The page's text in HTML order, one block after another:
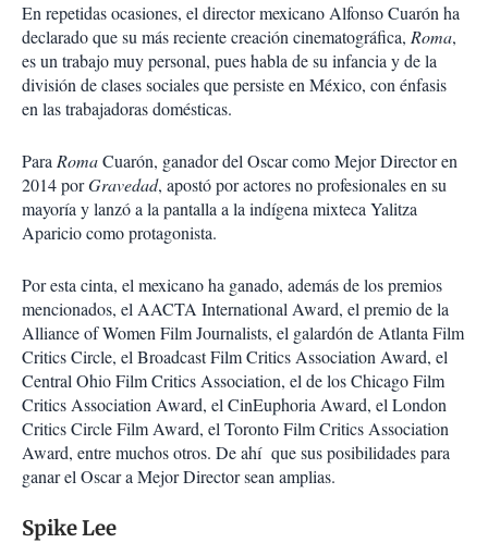
En repetidas ocasiones, el director mexicano Alfonso Cuarón ha
declarado que su más reciente creación cinematográfica, Roma,
es un trabajo muy personal, pues habla de su infancia y de la
división de clases sociales que persiste en México, con énfasis
en las trabajadoras domésticas.
ParaRomaCuarón, ganador del Oscar como Mejor Director en
2014 porGravedad, apostó por actores no profesionales en su
mayoría y lanzó a la pantalla a la indígena mixteca Yalitza
Aparicio como protagonista.
Por esta cinta, el mexicano ha ganado, además de los premios
mencionados, el AACTA International Award, el premio de la
Alliance of Women Film Journalists, el galardón de Atlanta Film
Critics Circle, el Broadcast Film Critics Association Award, el
Central Ohio Film Critics Association, el de los Chicago Film
Critics Association Award, el CinEuphoria Award, el London
Critics Circle Film Award, el Toronto Film Critics Association
Award, entre muchos otros. De ahí que sus posibilidades para
ganar el Oscar a Mejor Director sean amplias.
Spike Lee